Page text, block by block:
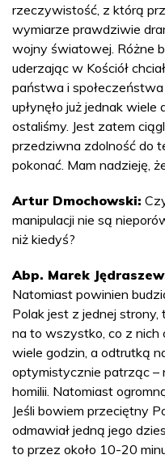
rzeczywistość, z którą
wymiarze prawdziwie
wojny światowej. Różne
uderzając w Kościół
państwa i
upłynęło już jednak wiele
ostaliśmy. Jest zatem
przedziwna zdolność do
pokonać. Mam nadzieję,
Artur Dmochowski:
manipulacji nie są
niż kiedyś?
Abp. Marek
Natomiast powinien
Polak jest z jednej
na to wszystko, co z nich
wiele godzin, a odtrutką
optymistycznie patrząc –
homilii. Natomiast
Jeśli bowiem przeciętny
odmawiał jedną jego
to przez około 10-20